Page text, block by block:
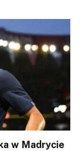
w Madrycie